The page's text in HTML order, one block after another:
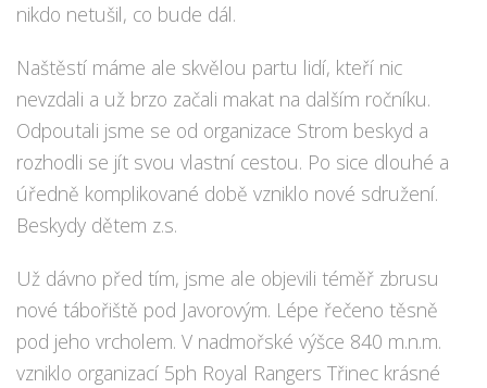
Kontakt
nikdo netušil, co bude dál.
Naštěstí máme ale skvělou partu lidí, kteří nic
nevzdali a už brzo začali makat na dalším ročníku.
Odpoutali jsme se od organizace Strom beskyd a
rozhodli se jít svou vlastní cestou. Po sice dlouhé a
úředně komplikované době vzniklo nové sdružení.
Beskydy dětem z.s.
Už dávno před tím, jsme ale objevili téměř zbrusu
nové tábořiště pod Javorovým. Lépe řečeno těsně
pod jeho vrcholem. V nadmořské výšce 840 m.n.m.
vzniklo organizací 5ph Royal Rangers Třinec krásné